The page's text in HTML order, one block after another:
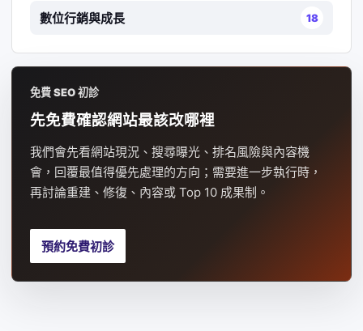
數位行銷與成長 18
免費 SEO 初診
先免費確認網站最該改哪裡
我們會先看網站現況、搜尋曝光、排名風險與內容機
會，回覆最值得優先處理的方向；需要進一步執行時，
再討論重建、修復、內容或 Top 10 成果制。
預約免費初診